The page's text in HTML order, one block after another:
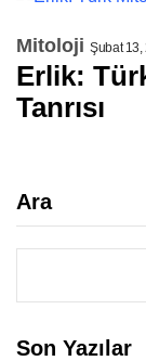
Mitoloji Şubat 13,
Erlik:
Tanrısı
Ara
Son Yazılar